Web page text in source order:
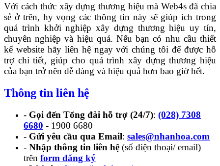
Với cách thức xây dựng thương hiệu mà Web4s đã chia
sẻ ở trên, hy vọng các thông tin này sẽ giúp ích trong
quá trình khởi nghiệp xây dựng thương hiệu uy tín,
chuyên nghiệp và hiệu quả. Nếu bạn có nhu cầu thiết
kế website hãy liên hệ ngay với chúng tôi để được hỗ
trợ chi tiết, giúp cho quá trình xây dựng thương hiệu
của bạn trở nên dễ dàng và hiệu quả hơn bao giờ hết.
Thông tin liên hệ
- Gọi đến Tổng đài hỗ trợ (24/7): (028) 7308
6680 - 1900 6680
- Gửi yêu cầu qua Email: sales@nhanhoa.com
- Nhập thông tin liên hệ (số điện thoại/ email)
trên form đăng ký